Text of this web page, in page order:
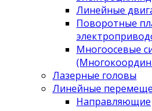
Линейные
Поворотные
Многоосевые
Лазерные головы
Линейные
Направляющие